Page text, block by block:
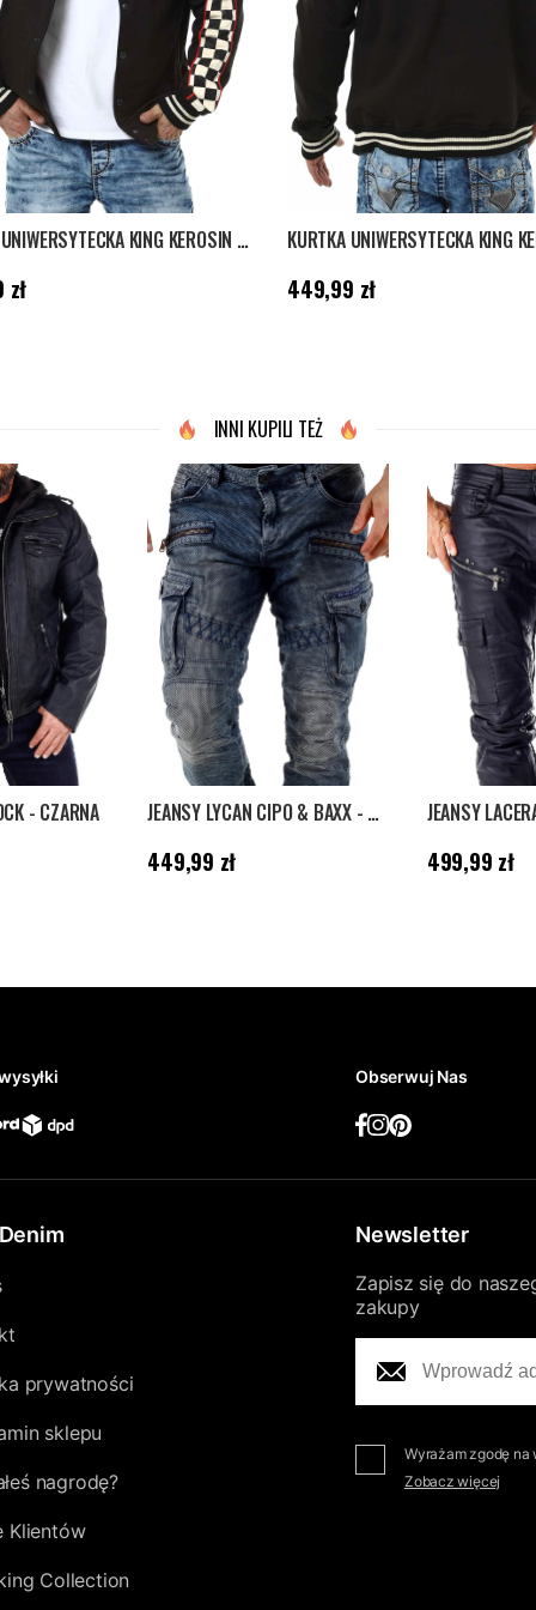
KURTKA UNIWERSYTECKA KING KEROSIN LOS ANGELES SUPPLY CO - CZARNA
zł
Cena: 449,99 zł
449,99 zł
INNI KUPILI TEŻ
- CZARNA
JEANSY LYCAN CIPO & BAXX - NIEBIESKIE
Cena: 449,99 zł
449,99 zł
Cena: 499,99 zł
499,99 zł
Obserwuj Nas
prywatności
sklepu
nagrodę?
Klientów
Collection
Newsletter
Zapisz się do
zakupy
Wyrażam zgodę
Zobacz więcej